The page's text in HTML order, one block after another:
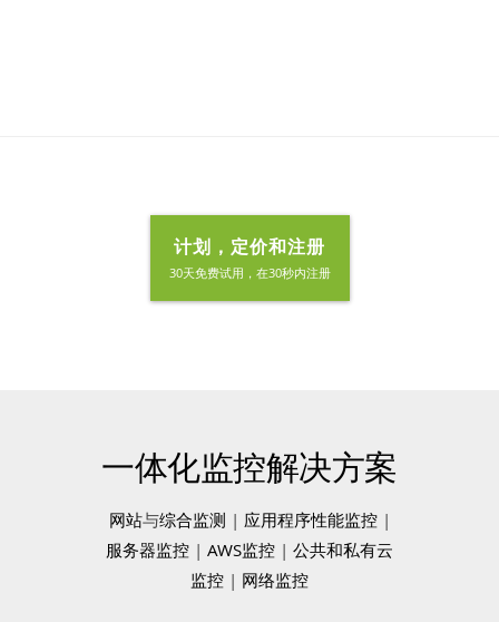
计划，定价和注册
30天免费试用，在30秒内注册
一体化监控解决方案
网站与综合监测 | 应用程序性能监控|
服务器监控 | AWS监控 | 公共和私有云
监控 | 网络监控